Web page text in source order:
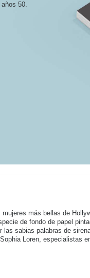
50.
más bellas de
de fondo de papel
las sabias palabras de
Loren, especialistas